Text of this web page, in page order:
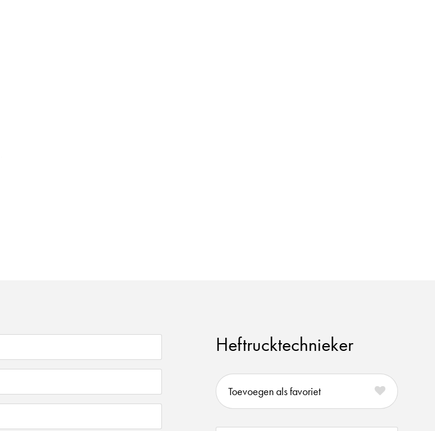
Heftrucktechnieker
favoriet